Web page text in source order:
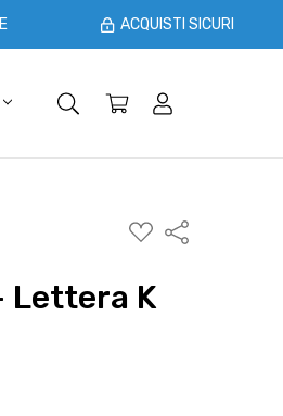
ACQUISTI SICURI
SHOPPER E CASA
AGGIUNGI
ALLA
Condividi
Lettera K